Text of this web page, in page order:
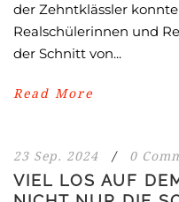
der Zehntklässler
Realschülerinnen und
der Schnitt von...
Read More
23 Sep. 2024 / 0
VIEL LOS AUF